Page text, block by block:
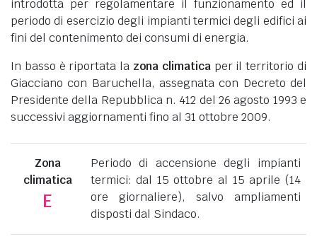
introdotta per regolamentare il funzionamento ed il
periodo di esercizio degli impianti termici degli edifici ai
fini del contenimento dei consumi di energia.
In basso è riportata la zona climaticaper il territorio di
Giacciano con Baruchella, assegnata con Decreto del
Presidente della Repubblica n. 412 del 26 agosto 1993 e
successivi aggiornamenti fino al 31 ottobre 2009.
Zona
climatica
E
Periodo di accensione degli impianti
termici: dal 15 ottobre al 15 aprile (14
ore giornaliere), salvo ampliamenti
disposti dal Sindaco.